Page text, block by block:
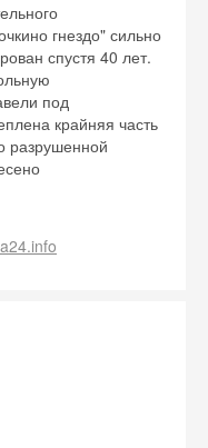
гнездо" сильно
спустя 40 лет.
под
крайняя часть
разрушенной